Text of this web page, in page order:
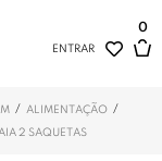
ENTRAR
0
/ ALIMENTAÇÃO /
2 SAQUETAS